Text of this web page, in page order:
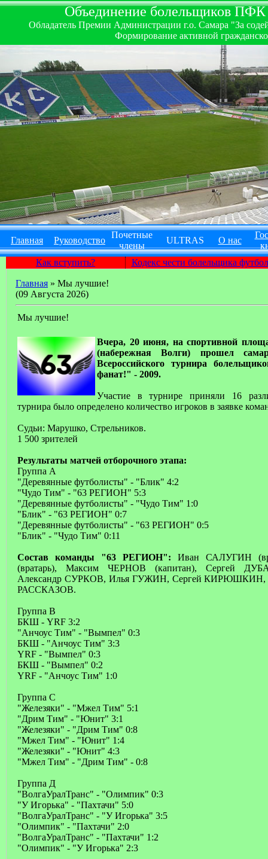
Объединение болельщиков
Обладатель Премии Администрации г.о. Самара "За
Формирование активной
Главная Руководство
Почетные
члены
ULTRAS О нас
Как вступить?
Кодекс чести болельщика
Главная » Мы лучшие!
(09 Августа 2026)
Мы лучшие!
Вчера, 20 июня, на спортивной
(набережная Волги) прошел
Всероссийского турнира
фанат!" - 2009.
Участие в турнире приняли 16
турнира было определено количество игроков в заявке
Судьи: Марушко, Стрельников.
1 500 зрителей
Результаты матчей отборочного этапа:
Группа А
"Деревянные футболисты" - "Блик" 4:2
"Чудо Тим" - "63 РЕГИОН" 5:3
"Деревянные футболисты" - "Чудо Тим" 1:0
"Блик" - "63 РЕГИОН" 0:7
"Деревянные футболисты" - "63 РЕГИОН" 0:5
"Блик" - "Чудо Тим" 0:11
Состав команды "63 РЕГИОН": Иван САЛУГИН
(вратарь), Максим ЧЕРНОВ (капитан), Сергей
Александр СУРКОВ, Илья ГУЖИН, Сергей
РАССКАЗОВ.
Группа В
БКШ - YRF 3:2
"Анчоус Тим" - "Вымпел" 0:3
БКШ - "Анчоус Тим" 3:3
YRF - "Вымпел" 0:3
БКШ - "Вымпел" 0:2
YRF - "Анчоус Тим" 1:0
Группа С
"Железяки" - "Мжел Тим" 5:1
"Дрим Тим" - "Юнит" 3:1
"Железяки" - "Дрим Тим" 0:8
"Мжел Тим" - "Юнит" 1:4
"Железяки" - "Юнит" 4:3
"Мжел Тим" - "Дрим Тим" - 0:8
Группа Д
"ВолгаУралТранс" - "Олимпик" 0:3
"У Игорька" - "Пахтачи" 5:0
"ВолгаУралТранс" - "У Игорька" 3:5
"Олимпик" - "Пахтачи" 2:0
"ВолгаУралТранс" - "Пахтачи" 1:2
"Олимпик" - "У Игорька" 2:3